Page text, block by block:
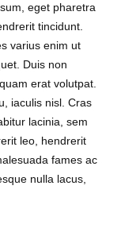
eget pharetra
tincidunt.
varius enim ut
Duis non
erat volutpat.
iaculis nisl. Cras
lacinia, sem
leo, hendrerit
fames ac
nulla lacus,